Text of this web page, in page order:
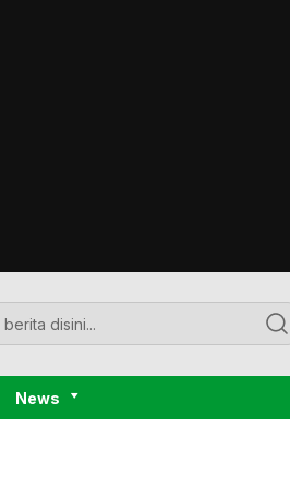
News